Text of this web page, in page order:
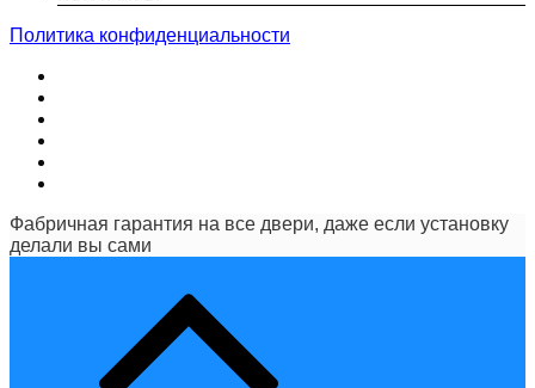
Политика конфиденциальности
Фабричная гарантия на все двери, даже если установку
делали вы сами